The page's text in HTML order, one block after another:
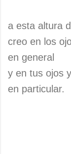
a esta altura
creo en los
en general
y en tus ojos
en particular.